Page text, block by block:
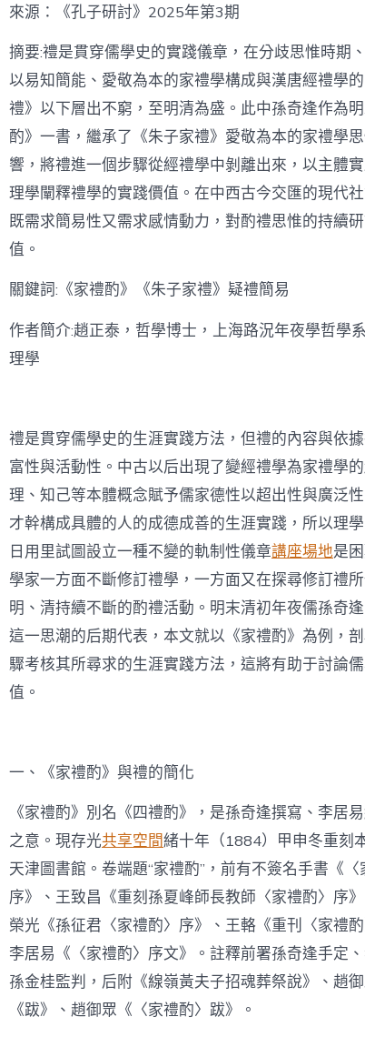
從
簡
化
禮
制
到
道
理
天
然：
孫
思
惟
來源：《孔子研討》2025年第3期
摘要:禮是貫穿儒學史的實踐儀章，在分歧思惟時期
以易知簡能、愛敬為本的家禮學構成與漢唐經禮學
禮》以下層出不窮，至明清為盛。此中孫奇逢作為
酌》一書，繼承了《朱子家禮》愛敬為本的家禮學
響，將禮進一個步驟從經禮學中剝離出來，以主體
理學闡釋禮學的實踐價值。在中西古今交匯的現代
既需求簡易性又需求感情動力，對酌禮思惟的持續
值。
關鍵詞:《家禮酌》《朱子家禮》疑禮簡易
作者簡介:趙正泰，哲學博士，上海路況年夜學哲學
理學
禮是貫穿儒學史的生涯實踐方法，但禮的內容與依
富性與活動性。中古以后出現了變經禮學為家禮學
理、知己等本體概念賦予儒家德性以超出性與廣泛
才幹構成具體的人的成德成善的生涯實踐，所以理
日用里試圖設立一種不變的軌制性儀章講座場地是
學家一方面不斷修訂禮學，一方面又在探尋修訂禮
明、清持續不斷的酌禮活動。明末清初年夜儒孫奇
這一思潮的后期代表，本文就以《家禮酌》為例，
驟考核其所尋求的生涯實踐方法，這將有助于討論
值。
一、《家禮酌》與禮的簡化
《家禮酌》別名《四禮酌》，是孫奇逢撰寫、李居
之意。現存光共享空間緒十年（1884）甲申冬重刻
天津圖書館。卷端題“家禮酌”，前有不簽名手書《
序》、王致昌《重刻孫夏峰師長教師〈家禮酌〉序
榮光《孫征君〈家禮酌〉序》、王輅《重刊〈家禮
李居易《〈家禮酌〉序文》。註釋前署孫奇逢手定
孫金桂監判，后附《線嶺黃夫子招魂葬祭說》、趙
《跋》、趙御眾《〈家禮酌〉跋》。